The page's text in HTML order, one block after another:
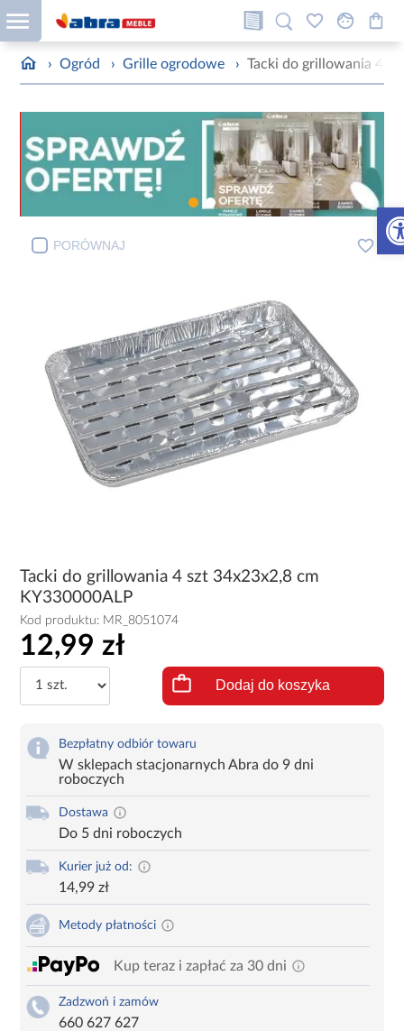
› Ogród › Grille ogrodowe › Tacki do grillowania 4
PORÓWNAJ
Tacki do grillowania 4 szt 34x23x2,8 cm
KY330000ALP
Kod produktu: MR_8051074
12,99 zł
Dodaj do koszyka
Bezpłatny odbiór towaru
W sklepach stacjonarnych Abra do 9 dni
roboczych
Dostawa
Do 5 dni roboczych
Kurier już od:
14,99 zł
Metody płatności
Kup teraz i zapłać za 30 dni
Zadzwoń i zamów
660 627 627